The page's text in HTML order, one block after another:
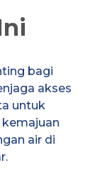
bagi
akses
untuk
air di